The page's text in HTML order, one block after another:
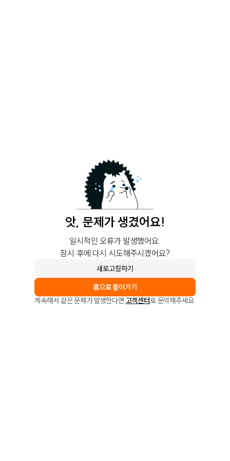
앗, 문제가 생겼어요!
일시적인 오류가 발생했어요.
잠시 후에 다시 시도해주시겠어요?
새로고침하기
홈으로 돌아가기
계속해서 같은 문제가 발생한다면 고객센터로 문의해주세요.